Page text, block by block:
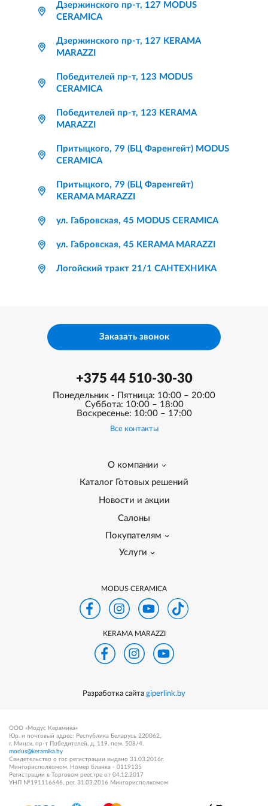
Дзержинского пр-т, 127 MODUS
CERAMICA
Дзержинского пр-т, 127 KERAMA
MARAZZI
Победителей пр-т, 123 MODUS
CERAMICA
Победителей пр-т, 123 KERAMA
MARAZZI
Притыцкого, 79 (БЦ Фаренгейт) MODUS
CERAMICA
Притыцкого, 79 (БЦ Фаренгейт)
KERAMA MARAZZI
ул. Габровская, 45 MODUS CERAMICA
ул. Габровская, 45 KERAMA MARAZZI
Логойский тракт 21/1 САНТЕХНИКА
+375 44 510-30-30
Понедельник - Пятница: 10:00 – 20:00
Суббота: 10:00 – 18:00
Воскресенье: 10:00 – 17:00
Все контакты
О компании
Каталог Готовых решений
Новости и акции
Салоны
Покупателям
Услуги
Заказать звонок
MODUS CERAMICA
KERAMA MARAZZI
Разработка сайта giperlink.by
ООО «Модус Керамика»
Юр. и почтовый адрес: Республика Беларусь 220062,
г. Минск, пр-т Победителей, д. 119, пом. 508/4.
modus@keramika.by
Свидетельство о гос регистрации выдано 31.03.2016г.
Мингорисполкомом. Номер бланка - 0119135
Регистрации в Торговом реестре от 04.12.2017
УНП №191116646, рег. 31.03.2016 Мингорисполкомом